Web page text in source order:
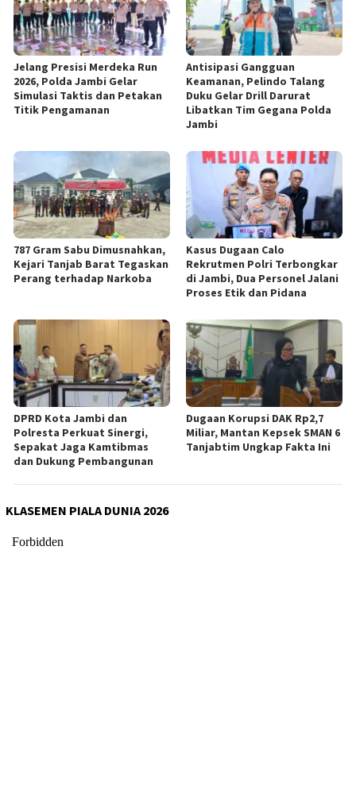
Jelang Presisi Merdeka Run
2026, Polda Jambi Gelar
Simulasi Taktis dan Petakan
Titik Pengamanan
Antisipasi Gangguan
Keamanan, Pelindo Talang
Duku Gelar Drill Darurat
Libatkan Tim Gegana Polda
Jambi
787 Gram Sabu Dimusnahkan,
Kejari Tanjab Barat Tegaskan
Perang terhadap Narkoba
Kasus Dugaan Calo
Rekrutmen Polri Terbongkar
di Jambi, Dua Personel Jalani
Proses Etik dan Pidana
DPRD Kota Jambi dan
Polresta Perkuat Sinergi,
Sepakat Jaga Kamtibmas
dan Dukung Pembangunan
Dugaan Korupsi DAK Rp2,7
Miliar, Mantan Kepsek SMAN 6
Tanjabtim Ungkap Fakta Ini
KLASEMEN PIALA DUNIA 2026